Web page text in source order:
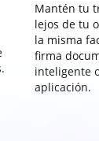
Mantén tu
lejos de tu
la misma
firma
inteligente
aplicación.